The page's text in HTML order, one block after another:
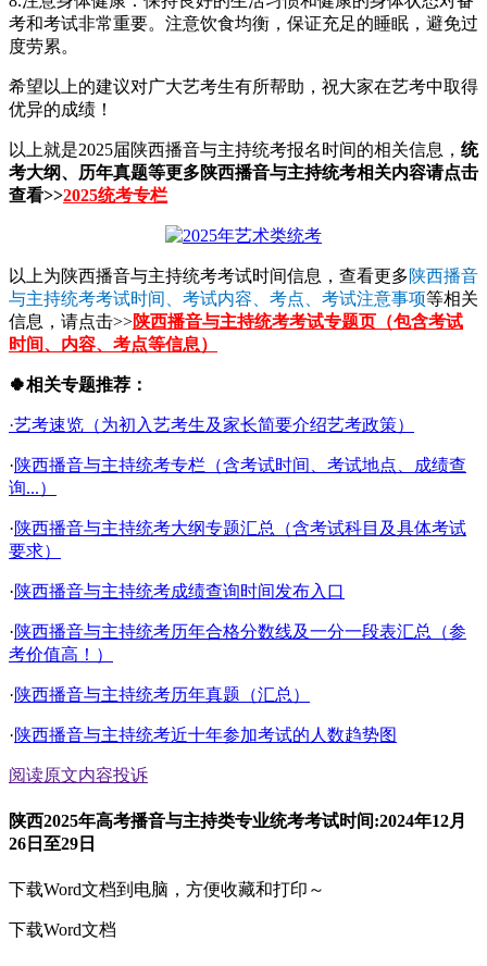
考和考试非常重要。注意饮食均衡，保证充足的睡眠，避免过
度劳累。
希望以上的建议对广大艺考生有所帮助，祝大家在艺考中取得
优异的成绩！
以上就是2025届陕西播音与主持统考报名时间的相关信息， 统
考大纲、历年真题等更多陕西播音与主持统考相关内容请点击
查看>>2025统考专栏
以上为陕西播音与主持统考考试时间信息，查看更多陕西播音
与主持统考考试时间、考试内容、考点、考试注意事项等相关
信息，请点击>>陕西播音与主持统考考试专题页（包含考试
时间、内容、考点等信息）
🍀相关专题推荐：
·艺考速览（为初入艺考生及家长简要介绍艺考政策）
·陕西播音与主持统考专栏（含考试时间、考试地点、成绩查
询...）
·陕西播音与主持统考大纲专题汇总（含考试科目及具体考试
要求）
·陕西播音与主持统考成绩查询时间发布入口
·陕西播音与主持统考历年合格分数线及一分一段表汇总（参
考价值高！）
·陕西播音与主持统考历年真题（汇总）
·陕西播音与主持统考近十年参加考试的人数趋势图
阅读原文内容投诉
陕西2025年高考播音与主持类专业统考考试时间:2024年12月
26日至29日
下载Word文档到电脑，方便收藏和打印～
下载Word文档